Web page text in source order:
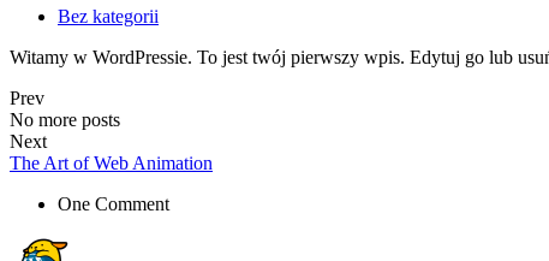
Bez kategorii
Witamy w WordPressie. To jest twój pierwszy wpis. Edytuj go lub
Prev
No more posts
Next
The Art of Web Animation
One Comment